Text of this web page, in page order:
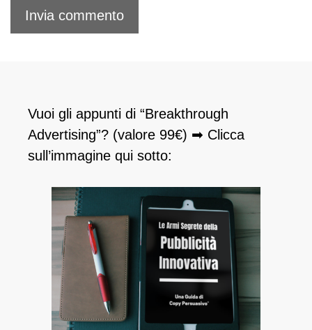
Vuoi gli appunti di “Breakthrough
Advertising”? (valore 99€) ➡ Clicca
sull’immagine qui sotto: